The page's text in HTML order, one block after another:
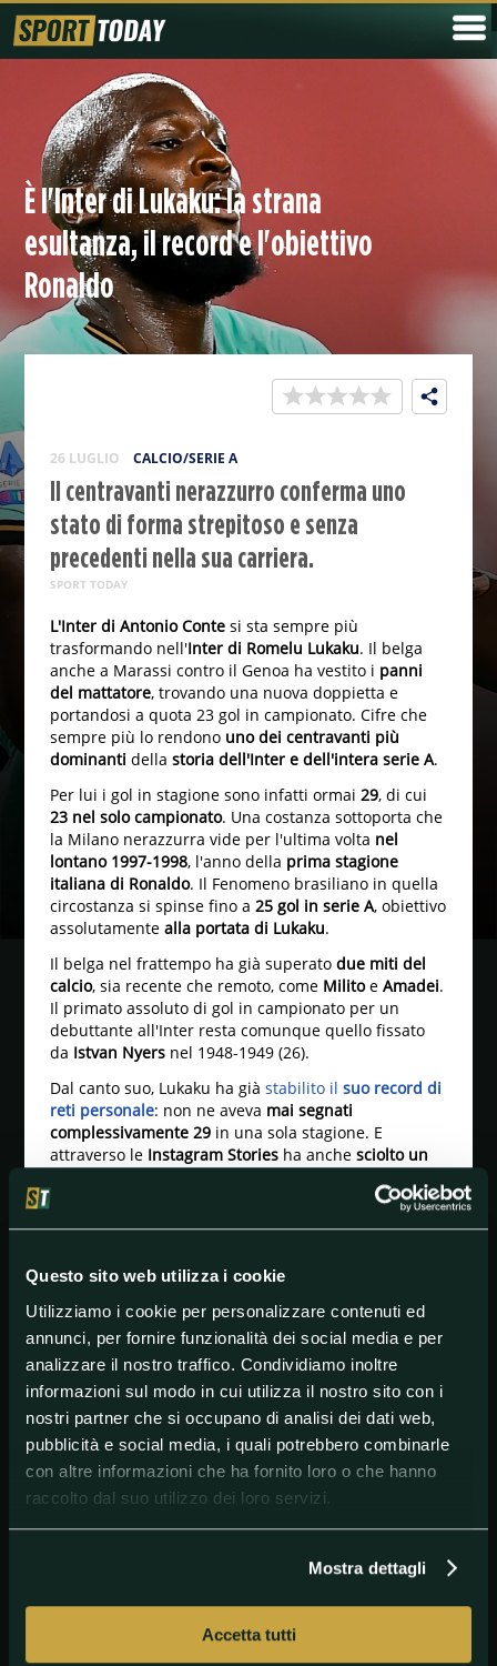
Questo sito web utilizza i cookie
Utilizziamo i cookie per personalizzare contenuti ed
annunci, per fornire funzionalità dei social media e per
analizzare il nostro traffico. Condividiamo inoltre
informazioni sul modo in cui utilizza il nostro sito con i
nostri partner che si occupano di analisi dei dati web,
pubblicità e social media, i quali potrebbero combinarle
con altre informazioni che ha fornito loro o che hanno
raccolto dal suo utilizzo dei loro servizi.
Mostra dettagli
Accetta tutti
È l'Inter di Lukaku: la strana
esultanza, il record e l'obiettivo
Ronaldo
26 LUGLIO CALCIO/SERIE A
Il centravanti nerazzurro conferma uno
stato di forma strepitoso e senza
precedenti nella sua carriera.
SPORT TODAY
L'Inter di Antonio Contesi sta sempre più
trasformando nell'Inter di Romelu Lukaku. Il belga
anche a Marassi contro il Genoa ha vestito i panni
del mattatore, trovando una nuova doppietta e
portandosi a quota 23 gol in campionato. Cifre che
sempre più lo rendono uno dei centravanti più
dominanti della storia dell'Inter e dell'intera serie A.
Per lui i gol in stagione sono infatti ormai 29, di cui
23 nel solo campionato. Una costanza sottoporta che
la Milano nerazzurra vide per l'ultima volta nel
lontano 1997-1998, l'anno della prima stagione
italiana di Ronaldo. Il Fenomeno brasiliano in quella
circostanza si spinse fino a 25 gol in serie A, obiettivo
assolutamente alla portata di Lukaku.
Il belga nel frattempo ha già superatodue miti del
calcio, sia recente che remoto, come Militoe Amadei.
Il primato assoluto di gol in campionato per un
debuttante all'Inter resta comunque quello fissato
da Istvan Nyersnel 1948-1949 (26).
Dal canto suo, Lukaku ha già stabilito il suo record di
reti personale: non ne aveva mai segnati
complessivamente 29in una sola stagione. E
attraverso leInstagram Stories ha anchesciolto un
prestazione di Marassi.
Si tratta dell'esultanzaarrivata a tempo scaduto
ditaa colpire ripetutamente ilbraccio disteso
hanno scatenato qualche perplessità tra i fan e non
solo.
Ebbene, Lukaku ha trovato il modo di spiegare il
tutto. E ha confermato che di fattoil sangue c'entra
ma solo per il legame familiare conil fratello Jordan
che proprio sabato ha compiuto 26 anni.
Ho insistito per averlo , è un giocatore atipico.
1,90, è anche veloce . Può però ancora crescerenel
tocco di palla e nella cattiveria", ha intanto
luiAntonio Conte. Che si gode un centravanti da
#RomeluLukaku #SerieA #TopStory